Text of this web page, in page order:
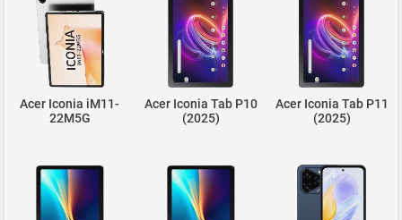
Acer Iconia iM11-
22M5G
Acer Iconia Tab P10
(2025)
Acer Iconia Tab P11
(2025)